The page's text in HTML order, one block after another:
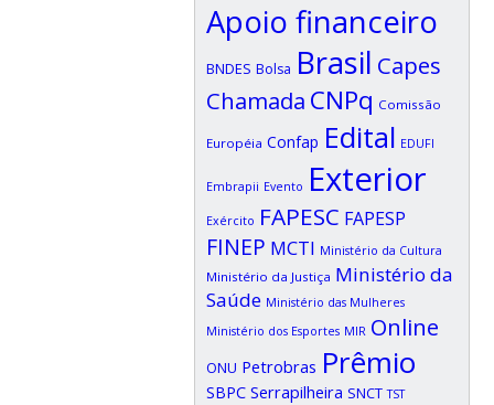
Apoio financeiro
BNDES Bolsa Brasil Capes
Chamada CNPq Comissão
Européia Confap Edital EDUFI
Embrapii Evento Exterior
Exército FAPESC FAPESP
FINEP MCTI Ministério da Cultura
Ministério da Justiça Ministério da
Saúde Ministério das Mulheres
Ministério dos Esportes MIR Online
ONU Petrobras Prêmio
SBPC Serrapilheira SNCT TST